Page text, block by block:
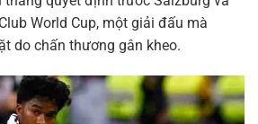
World Cup, một giải đấu mà
do chấn thương gân kheo.